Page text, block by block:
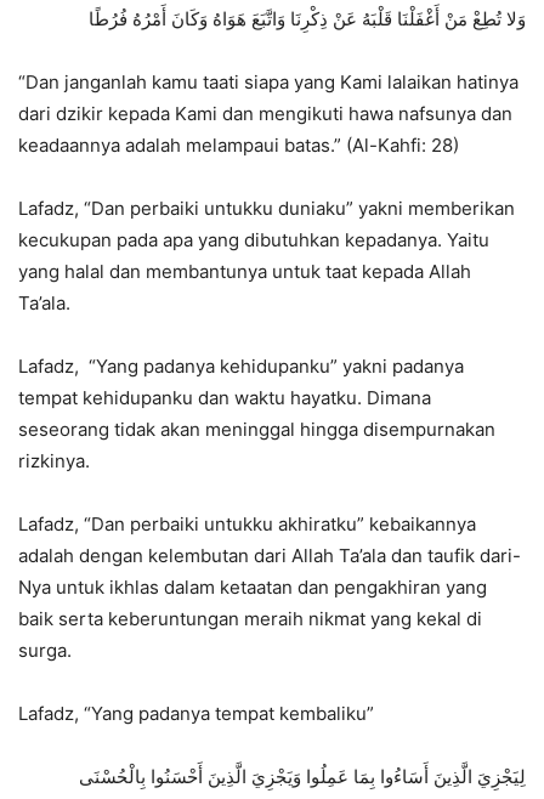
وَلا تُطِعْ مَنْ أَغْفَلْنَا قَلْبَهُ عَنْ ذِكْرِنَا وَاتَّبَعَ هَوَاهُ وَكَانَ أَمْرُهُ فُرُطًا
“Dan janganlah kamu taati siapa yang Kami lalaikan hatinya
dari dzikir kepada Kami dan mengikuti hawa nafsunya dan
keadaannya adalah melampaui batas.” (Al-Kahfi: 28)
Lafadz, “Dan perbaiki untukku duniaku” yakni memberikan
kecukupan pada apa yang dibutuhkan kepadanya. Yaitu
yang halal dan membantunya untuk taat kepada Allah
Ta’ala.
Lafadz, “Yang padanya kehidupanku” yakni padanya
tempat kehidupanku dan waktu hayatku. Dimana
seseorang tidak akan meninggal hingga disempurnakan
rizkinya.
Lafadz, “Dan perbaiki untukku akhiratku” kebaikannya
adalah dengan kelembutan dari Allah Ta’ala dan taufik dari-
Nya untuk ikhlas dalam ketaatan dan pengakhiran yang
baik serta keberuntungan meraih nikmat yang kekal di
surga.
Lafadz, “Yang padanya tempat kembaliku”
لِيَجْزِيَ الَّذِينَ أَسَاءُوا بِمَا عَمِلُوا وَيَجْزِيَ الَّذِينَ أَحْسَنُوا بِالْحُسْنَى